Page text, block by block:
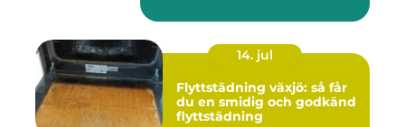
14. jul
Flyttstädning växjö: så får
du en smidig och godkänd
flyttstädning